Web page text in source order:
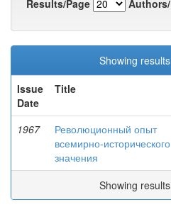
Results/Page
Showing
Issue
Date
Title
1967
Революционный опыт
всемирно-исторического
значения
Showing